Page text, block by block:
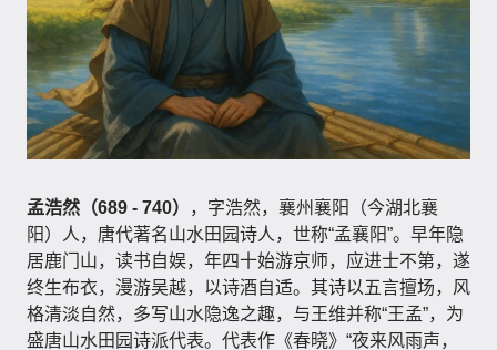
孟浩然（689 - 740）
，字浩然，襄州襄阳（今湖北襄
阳）人，唐代著名山水田园诗人，世称“孟襄阳”。早年隐
居鹿门山，读书自娱，年四十始游京师，应进士不第，遂
终生布衣，漫游吴越，以诗酒自适。其诗以五言擅场，风
格清淡自然，多写山水隐逸之趣，与王维并称“王孟”，为
盛唐山水田园诗派代表。代表作《春晓》“夜来风雨声，